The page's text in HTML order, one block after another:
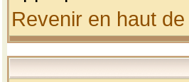
Revenir en haut